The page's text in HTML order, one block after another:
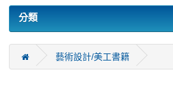
分類
藝術設計/美工書籍